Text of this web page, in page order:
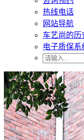
热线电话
网站导航
车艺尚的历
电子质保系